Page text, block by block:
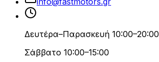
Δευτέρα–Παρασκευή 10:00–20:00
Σάββατο 10:00–15:00